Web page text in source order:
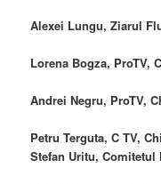
Alexei Lungu, Ziarul
Lorena Bogza, ProTV,
Andrei Negru, ProTV,
Petru Terguta, C TV,
Stefan Uritu,